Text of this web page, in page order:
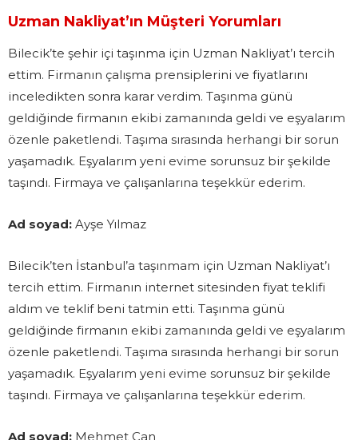
Uzman Nakliyat’ın Müşteri Yorumları
Bilecik’te şehir içi taşınma için Uzman Nakliyat’ı tercih
ettim. Firmanın çalışma prensiplerini ve fiyatlarını
inceledikten sonra karar verdim. Taşınma günü
geldiğinde firmanın ekibi zamanında geldi ve eşyalarım
özenle paketlendi. Taşıma sırasında herhangi bir sorun
yaşamadık. Eşyalarım yeni evime sorunsuz bir şekilde
taşındı. Firmaya ve çalışanlarına teşekkür ederim.
Ad soyad: Ayşe Yılmaz
Bilecik’ten İstanbul’a taşınmam için Uzman Nakliyat’ı
tercih ettim. Firmanın internet sitesinden fiyat teklifi
aldım ve teklif beni tatmin etti. Taşınma günü
geldiğinde firmanın ekibi zamanında geldi ve eşyalarım
özenle paketlendi. Taşıma sırasında herhangi bir sorun
yaşamadık. Eşyalarım yeni evime sorunsuz bir şekilde
taşındı. Firmaya ve çalışanlarına teşekkür ederim.
Ad soyad: Mehmet Can